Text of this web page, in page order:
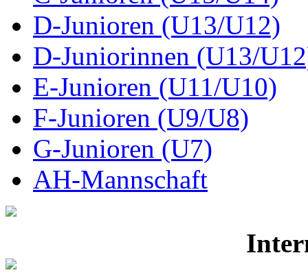
D-Junioren (U13/U12)
D-Juniorinnen (U13/
E-Junioren (U11/U10)
F-Junioren (U9/U8)
G-Junioren (U7)
AH-Mannschaft